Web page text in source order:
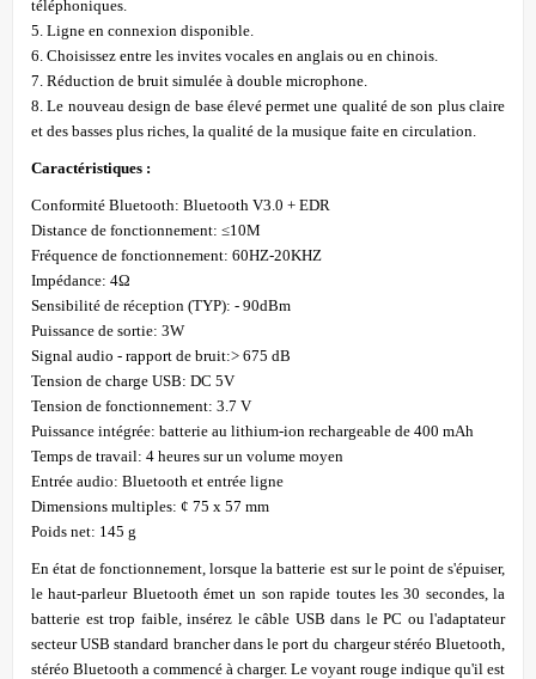
téléphoniques.
5. Ligne en connexion disponible.
6. Choisissez entre les invites vocales en anglais ou en chinois.
7. Réduction de bruit simulée à double microphone.
8. Le nouveau design de base élevé permet une qualité de son plus claire
et des basses plus riches, la qualité de la musique faite en circulation.
Caractéristiques :
Conformité Bluetooth: Bluetooth V3.0 + EDR
Distance de fonctionnement: ≤10M
Fréquence de fonctionnement: 60HZ-20KHZ
Impédance: 4Ω
Sensibilité de réception (TYP): - 90dBm
Puissance de sortie: 3W
Signal audio - rapport de bruit:> 675 dB
Tension de charge USB: DC 5V
Tension de fonctionnement: 3.7 V
Puissance intégrée: batterie au lithium-ion rechargeable de 400 mAh
Temps de travail: 4 heures sur un volume moyen
Entrée audio: Bluetooth et entrée ligne
Dimensions multiples: ¢ 75 x 57 mm
Poids net: 145 g
En état de fonctionnement, lorsque la batterie est sur le point de s'épuiser,
le haut-parleur Bluetooth émet un son rapide toutes les 30 secondes, la
batterie est trop faible, insérez le câble USB dans le PC ou l'adaptateur
secteur USB standard brancher dans le port du chargeur stéréo Bluetooth,
stéréo Bluetooth a commencé à charger. Le voyant rouge indique qu'il est